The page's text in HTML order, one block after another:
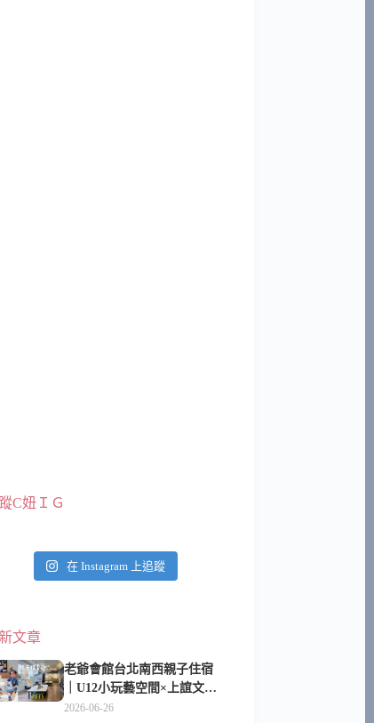
C妞ＩＧ
在 Instagram 上追蹤
文章
老爺會館台北南西親子住宿
｜U12小玩藝空間×上誼文
化，暑假帶孩子這樣玩
2026-06-26